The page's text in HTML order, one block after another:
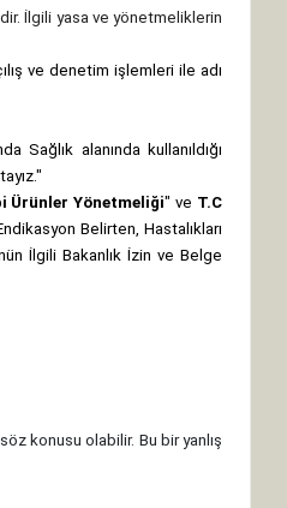
İlgili yasa ve yönetmeliklerin
ve denetim işlemleri ile adı
Sağlık alanında kullanıldığı
Ürünler Yönetmeliği" ve T.C
Belirten, Hastalıkları
İlgili Bakanlık İzin ve Belge
konusu olabilir. Bu bir yanlış